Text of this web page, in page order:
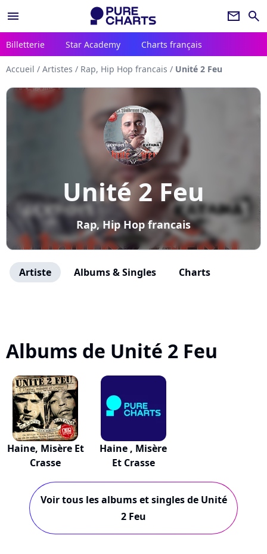
menu newsletter search
Billetterie Star Academy Charts français
Accueil / Artistes / Rap, Hip Hop francais / Unité 2 Feu
Unité 2 Feu
Rap, Hip Hop francais
Artiste Albums & Singles Charts
Albums de Unité 2 Feu
Haine, Misère Et
Crasse
Haine , Misère
Et Crasse
Voir tous les albums et singles de Unité
2 Feu